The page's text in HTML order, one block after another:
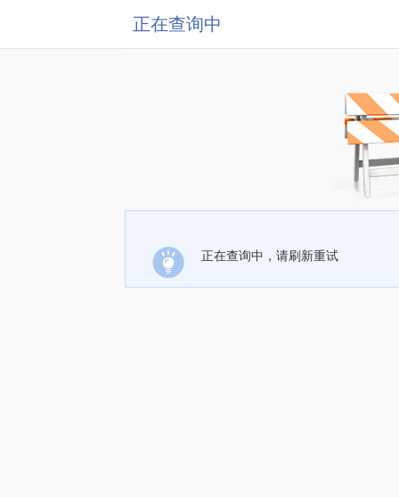
正在查询中
正在查询中，请刷新重试